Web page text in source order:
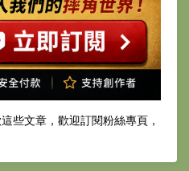
些文章，歡迎訂閱粉絲專頁，